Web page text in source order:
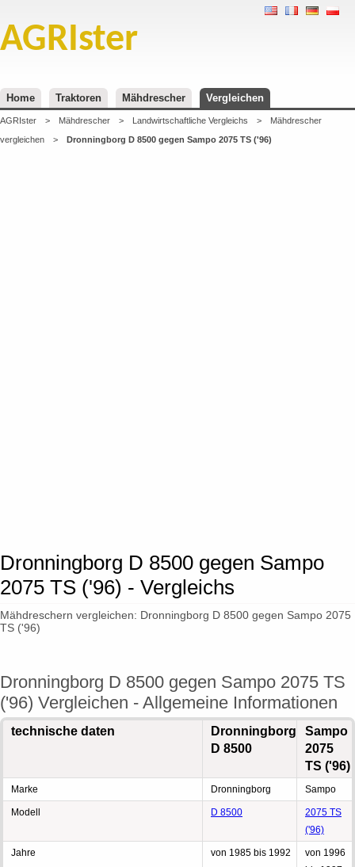
AGRIster
Home Traktoren Mähdrescher Vergleichen
AGRIster > Mähdrescher > Landwirtschaftliche Vergleichs >
Mähdrescher
vergleichen
> Dronningborg D 8500 gegen Sampo 2075 TS ('96)
Dronningborg D 8500 gegen Sampo
2075 TS ('96) - Vergleichs
Mähdreschern vergleichen: Dronningborg D 8500 gegen Sampo 2075
TS ('96)
Dronningborg D 8500 gegen Sampo 2075 TS
('96) Vergleichen - Allgemeine Informationen
technische daten
Dronningborg
D 8500
Sampo
2075
TS ('96)
Marke Dronningborg Sampo
Modell D 8500
2075 TS
('96)
Jahre von 1985 bis 1992
von 1996